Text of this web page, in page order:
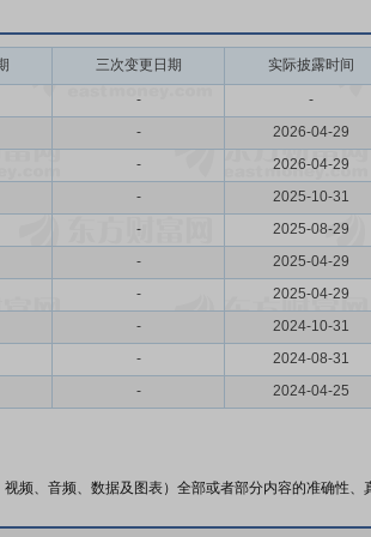
三次变更日期 实际披露时间
-
-
-
2026-04-29
-
2026-04-29
-
2025-10-31
-
2025-08-29
-
2025-04-29
-
2025-04-29
-
2024-10-31
-
2024-08-31
- 2024-04-25
频、音频、数据及图表）全部或者部分内容的准确性、